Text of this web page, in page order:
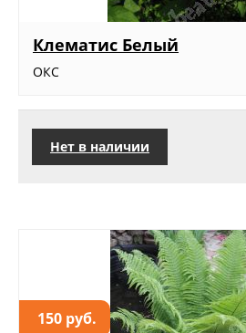
Клематис Белый
ОКС
Нет в наличии
150 руб.